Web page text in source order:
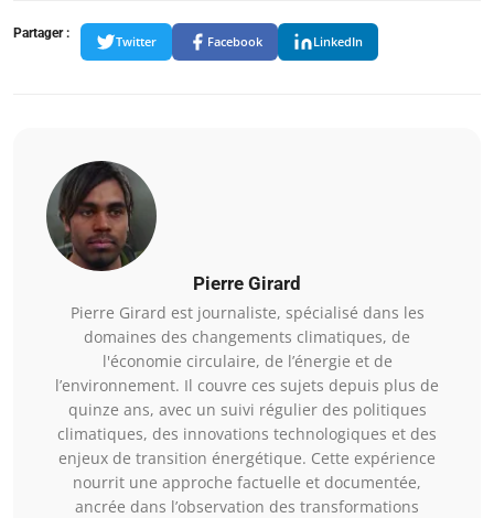
Partager :
Twitter Facebook LinkedIn
Pierre Girard
Pierre Girard est journaliste, spécialisé dans les
domaines des changements climatiques, de
l'économie circulaire, de l’énergie et de
l’environnement. Il couvre ces sujets depuis plus de
quinze ans, avec un suivi régulier des politiques
climatiques, des innovations technologiques et des
enjeux de transition énergétique. Cette expérience
nourrit une approche factuelle et documentée,
ancrée dans l’observation des transformations